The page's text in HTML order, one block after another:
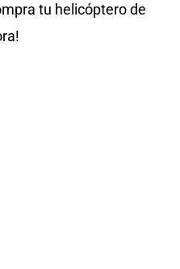
tu helicóptero de